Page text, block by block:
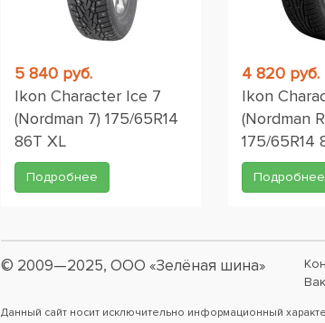
5 840 руб.
Ikon Character Ice 7
(Nordman 7) 175/65R14
86T XL
Подробнее
4 820 руб.
Ikon
(Nordman
175/65R14
Подробнее
© 2009—2025, ООО «Зелёная шина»
Данный сайт носит исключительно информационный